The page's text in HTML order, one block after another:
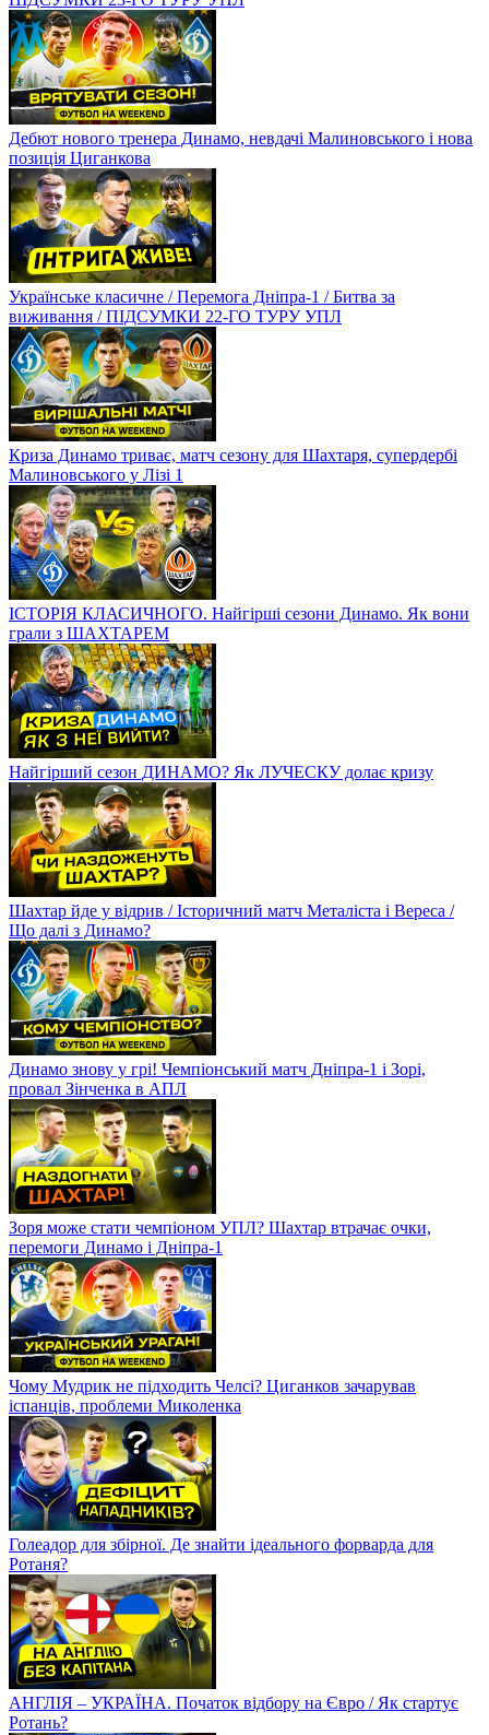
Дебют нового тренера Динамо, невдачі Малиновського і нова
позиція Циганкова
Українське класичне / Перемога Дніпра-1 / Битва за
виживання / ПІДСУМКИ 22-ГО ТУРУ УПЛ
Криза Динамо триває, матч сезону для Шахтаря, супердербі
Малиновського у Лізі 1
ІСТОРІЯ КЛАСИЧНОГО. Найгірші сезони Динамо. Як вони
грали з ШАХТАРЕМ
Найгірший сезон ДИНАМО? Як ЛУЧЕСКУ долає кризу
Шахтар йде у відрив / Історичний матч Металіста і Вереса /
Що далі з Динамо?
Динамо знову у грі! Чемпіонський матч Дніпра-1 і Зорі,
провал Зінченка в АПЛ
Зоря може стати чемпіоном УПЛ? Шахтар втрачає очки,
перемоги Динамо і Дніпра-1
Чому Мудрик не підходить Челсі? Циганков зачарував
іспанців, проблеми Миколенка
Голеадор для збірної. Де знайти ідеального форварда для
Ротаня?
АНГЛІЯ – УКРАЇНА. Початок відбору на Євро / Як стартує
Ротань?